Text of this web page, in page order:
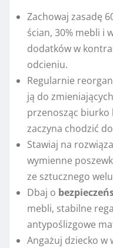
Zachowaj zasadę
ścian, 30% mebli i
dodatków w
odcieniu.
Regularnie
ją do
przenosząc biurko
zaczyna chodzić do
Stawiaj na
wymienne
ze sztucznego
Dbaj o
mebli, stabilne
antypoślizgowe
Angażuj dziecko w